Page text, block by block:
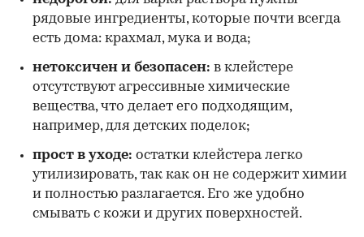
рядовые ингредиенты, которые почти всегда
есть дома: крахмал, мука и вода;
нетоксичен и безопасен: в клейстере
отсутствуют агрессивные химические
вещества, что делает его подходящим,
например, для детских поделок;
прост в уходе: остатки клейстера легко
утилизировать, так как он не содержит химии
и полностью разлагается. Его же удобно
смывать с кожи и других поверхностей.